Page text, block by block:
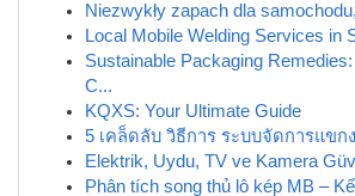
Niezwykły zapach dla
Local Mobile Welding Services in
Sustainable Packaging
C...
KQXS: Your Ultimate Guide
5 เคล็ดลับ วิธีการ ระบบจัดการแขก
Elektrik, Uydu, TV ve Kamera
Phân tích song thủ lô kép MB –